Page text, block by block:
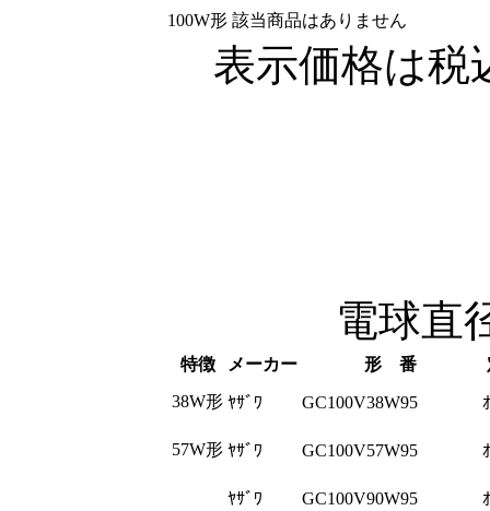
100W形 該当商品はありません
表示価格は税
電球直
特徴 メーカー 形 番
38W形 ﾔｻﾞﾜ GC100V38W95
57W形 ﾔｻﾞﾜ GC100V57W95
ﾔｻﾞﾜ GC100V90W95